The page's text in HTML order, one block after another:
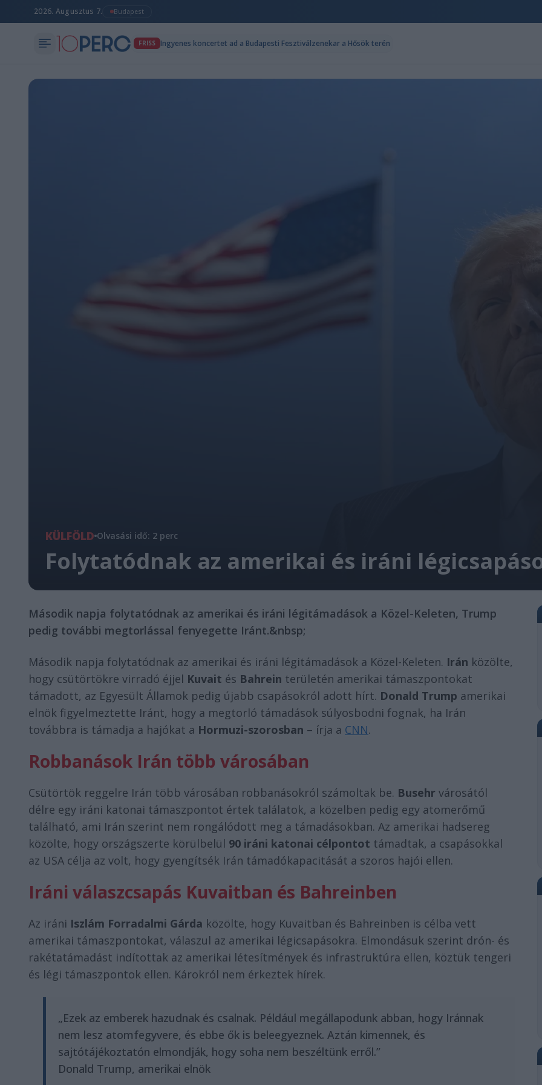
2026. Augusztus 7. Budapest
FRISS Ingyenes koncertet ad a Budapesti Fesztiválzenekar a Hősök terén
KÜLFÖLD Olvasási idő: 2 perc
Folytatódnak az amerikai és iráni
Második napja folytatódnak az amerikai és iráni légitámadások a Közel-Keleten, Trump
pedig további megtorlással fenyegette Iránt.&nbsp;
Második napja folytatódnak az amerikai és iráni légitámadások a Közel-Keleten. Irán közölte,
hogy csütörtökre virradó éjjel Kuvait és Bahrein területén amerikai támaszpontokat
támadott, az Egyesült Államok pedig újabb csapásokról adott hírt. Donald Trump amerikai
elnök figyelmeztette Iránt, hogy a megtorló támadások súlyosbodni fognak, ha Irán
továbbra is támadja a hajókat a Hormuzi-szorosban – írja a CNN.
Robbanások Irán több városában
Csütörtök reggelre Irán több városában robbanásokról számoltak be. Busehr városától
délre egy iráni katonai támaszpontot értek találatok, a közelben pedig egy atomerőmű
található, ami Irán szerint nem rongálódott meg a támadásokban. Az amerikai hadsereg
közölte, hogy országszerte körülbelül 90 iráni katonai célpontot támadtak, a csapásokkal
az USA célja az volt, hogy gyengítsék Irán támadókapacitását a szoros hajói ellen.
Iráni válaszcsapás Kuvaitban és Bahreinben
Az iráni Iszlám Forradalmi Gárda közölte, hogy Kuvaitban és Bahreinben is célba vett
amerikai támaszpontokat, válaszul az amerikai légicsapásokra. Elmondásuk szerint drón- és
rakétatámadást indítottak az amerikai létesítmények és infrastruktúra ellen, köztük tengeri
és légi támaszpontok ellen. Károkról nem érkeztek hírek.
„Ezek az emberek hazudnak és csalnak. Például megállapodunk abban, hogy Iránnak
nem lesz atomfegyvere, és ebbe ők is beleegyeznek. Aztán kimennek, és
sajtótájékoztatón elmondják, hogy soha nem beszéltünk erről.”
Donald Trump, amerikai elnök